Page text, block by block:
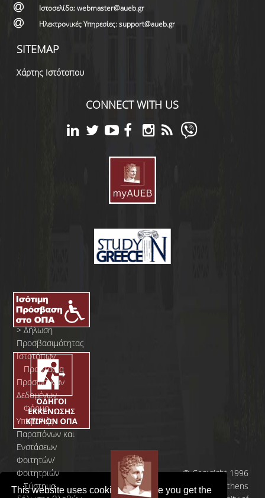
This website uses cookies to ensure you get the
Ιστοσελίδα: webmaster@aueb.gr
Ηλεκτρονικές Υπηρεσίες: support@aueb.gr
SITEMAP
Χάρτης Ιστότοπου
CONNECT WITH US
>Δήλωση
Προσβασιμότητας
Ιστοτόπων
Προστασία
Προσωπικών
Δεδομένων
Φόρμα
Yποβολής
Παραπόνων και
Ενστάσεων
Φοιτητών/
Φοιτητριών
>Σύστημα
© Copyright 1996
- 2026 | Athens